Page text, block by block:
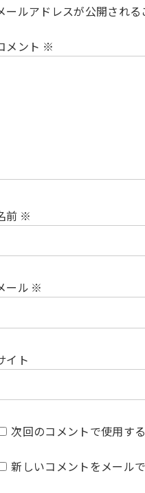
ールアドレスが公開される
メント ※
前 ※
ール ※
イト
次回のコメントで使用す
新しいコメントをメール